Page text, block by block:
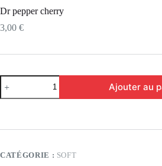
Dr pepper cherry
3,00 €
Ajouter au
CATÉGORIE : SOFT